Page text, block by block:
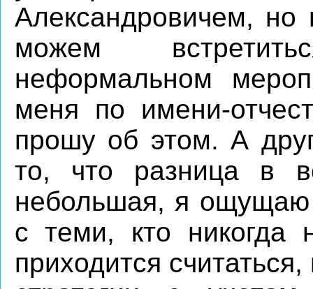
Александровичем,
можем
неформальном
меня по имени-
прошу об этом. А
то, что разница в
небольшая, я ощущаю
с теми, кто
приходится